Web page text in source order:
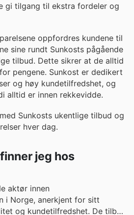
gi tilgang til ekstra fordeler og
oppfordres kundene til
sine rundt Sunkosts pågående
tilbud. Dette sikrer at de alltid
pengene. Sunkost er dedikert
og høy kundetilfredshet, og
alltid er innen rekkevidde.
Sunkosts ukentlige tilbud og
hver dag.
jeg hos
aktør innen
i Norge, anerkjent for sitt
og kundetilfredshet. De tilbyr